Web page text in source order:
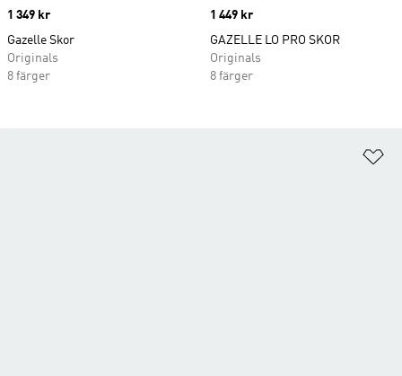
Price
1 349 kr
Gazelle Skor
Originals
8 färger
Price
1 449 kr
GAZELLE LO PRO SKOR
Originals
8 färger